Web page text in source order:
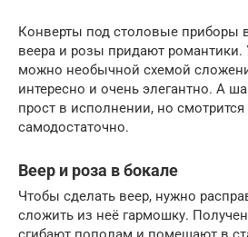
Конверты под столовые приборы
веера и розы придают романтики.
можно необычной схемой
интересно и очень элегантно. А
прост в исполнении, но смотрится
самодостаточно.
Веер и роза в бокале
Чтобы сделать веер, нужно
сложить из неё гармошку.